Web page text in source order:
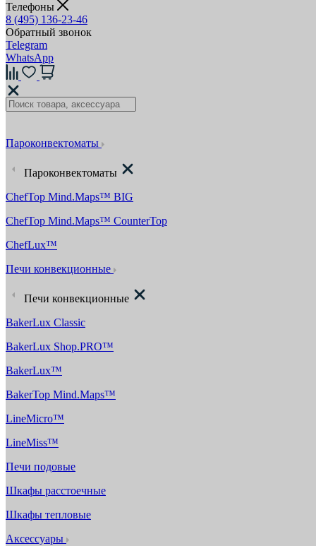
Телефоны
8 (495) 136-23-46
Обратный звонок
Telegram
WhatsApp
Пароконвектоматы
Пароконвектоматы
ChefTop Mind.Maps™ BIG
ChefTop Mind.Maps™ CounterTop
ChefLux™
Печи конвекционные
Печи конвекционные
BakerLux Classic
BakerLux Shop.PRO™
BakerLux™
BakerTop Mind.Maps™
LineMicro™
LineMiss™
Печи подовые
Шкафы расстоечные
Шкафы тепловые
Аксессуары